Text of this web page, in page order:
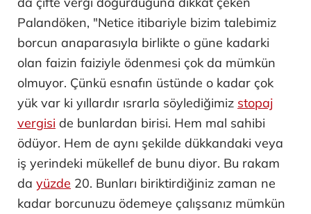
Palandöken, "Netice itibariyle bizim talebimiz
borcun anaparasıyla birlikte o güne kadarki
olan faizin faiziyle ödenmesi çok da mümkün
olmuyor. Çünkü esnafın üstünde o kadar çok
yük var ki yıllardır ısrarla söylediğimiz stopaj
vergisi de bunlardan birisi. Hem mal sahibi
ödüyor. Hem de aynı şekilde dükkandaki veya
iş yerindeki mükellef de bunu diyor. Bu rakam
da yüzde 20. Bunları biriktirdiğiniz zaman ne
kadar borcunuzu ödemeye çalışsanız mümkün